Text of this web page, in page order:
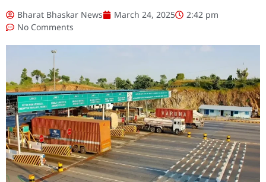
Bharat Bhaskar News March 24, 2025
2:42 pm
No Comments